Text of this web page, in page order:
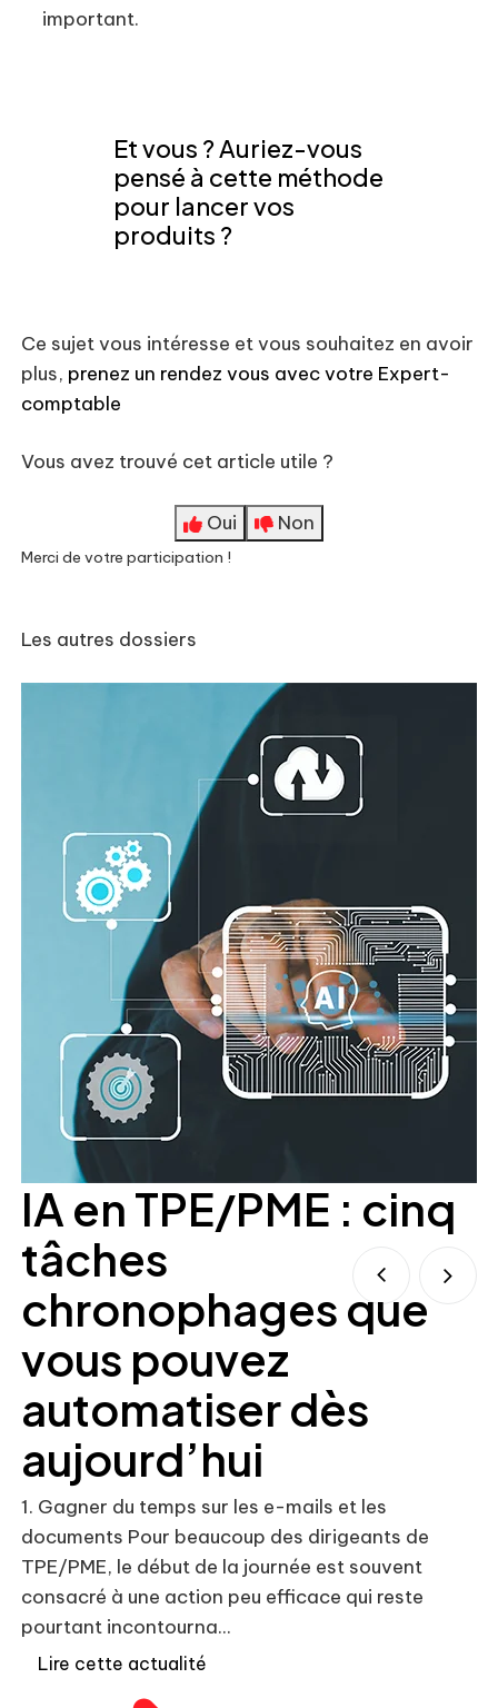
important.
Et vous ? Auriez-vous
pensé à cette méthode
pour lancer vos
produits ?
Ce sujet vous intéresse et vous souhaitez en avoir
plus, prenez un rendez vous avec votre Expert-
comptable
Vous avez trouvé cet article utile ?
Oui Non
Merci de votre participation !
Les autres dossiers
IA en TPE/PME : cinq
tâches
chronophages que
vous pouvez
automatiser dès
aujourd’hui
1. Gagner du temps sur les e-mails et les
documents Pour beaucoup des dirigeants de
TPE/PME, le début de la journée est souvent
consacré à une action peu efficace qui reste
pourtant incontourna...
Lire cette actualité